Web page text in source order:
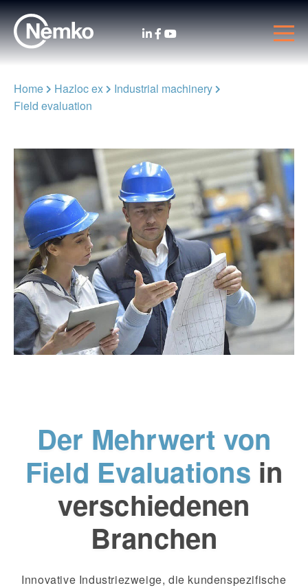
Home Hazloc ex
Industrial machinery
Field evaluation
Der Mehrwert von
Field Evaluations in
verschiedenen
Branchen
Innovative Industriezweige, die kundenspezifische